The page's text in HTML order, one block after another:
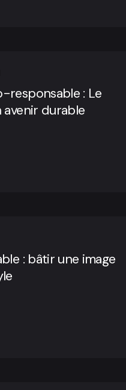
responsable : Le
durable
: bâtir une image